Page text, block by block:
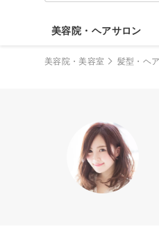
美容院・ヘアサロン
美容院・美容室 髪型・ヘ